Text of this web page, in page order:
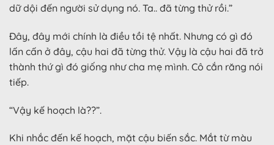
dữ dội đến người sử dụng nó. Ta.. đã từng thử rồi.”
Đây, đây mới chính là điều tồi tệ nhất. Nhưng có gì đó
lấn cấn ở đây, cậu hai đã từng thử. Vậy là cậu hai đã trở
thành thứ gì đó giống như cha mẹ mình. Cô cắn răng nói
tiếp.
“Vậy kế hoạch là??”.
Khi nhắc đến kế hoạch, mặt cậu biến sắc. Mắt từ màu